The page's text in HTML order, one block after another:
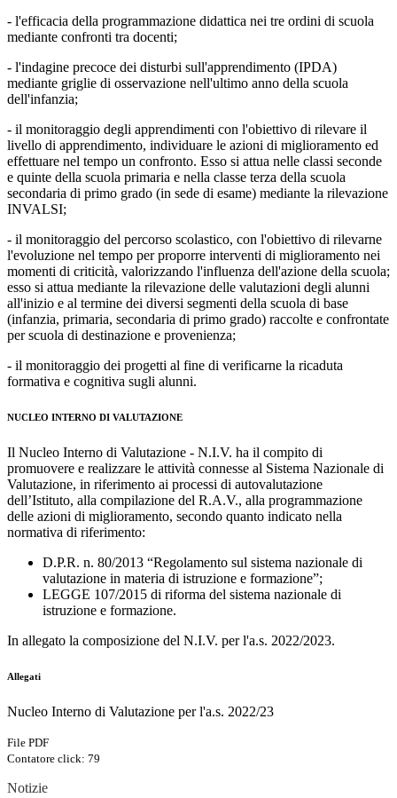
- l'efficacia della programmazione didattica nei tre ordini di scuola
mediante confronti tra docenti;
- l'indagine precoce dei disturbi sull'apprendimento (IPDA)
mediante griglie di osservazione nell'ultimo anno della scuola
dell'infanzia;
- il monitoraggio degli apprendimenti con l'obiettivo di rilevare il
livello di apprendimento, individuare le azioni di miglioramento ed
effettuare nel tempo un confronto. Esso si attua nelle classi seconde
e quinte della scuola primaria e nella classe terza della scuola
secondaria di primo grado (in sede di esame) mediante la rilevazione
INVALSI;
- il monitoraggio del percorso scolastico, con l'obiettivo di rilevarne
l'evoluzione nel tempo per proporre interventi di miglioramento nei
momenti di criticità, valorizzando l'influenza dell'azione della scuola;
esso si attua mediante la rilevazione delle valutazioni degli alunni
all'inizio e al termine dei diversi segmenti della scuola di base
(infanzia, primaria, secondaria di primo grado) raccolte e confrontate
per scuola di destinazione e provenienza;
- il monitoraggio dei progetti al fine di verificarne la ricaduta
formativa e cognitiva sugli alunni.
NUCLEO INTERNO DI VALUTAZIONE
Il Nucleo Interno di Valutazione - N.I.V. ha il compito di
promuovere e realizzare le attività connesse al Sistema Nazionale di
Valutazione, in riferimento ai processi di autovalutazione
dell’Istituto, alla compilazione del R.A.V., alla programmazione
delle azioni di miglioramento, secondo quanto indicato nella
normativa di riferimento:
D.P.R. n. 80/2013 “Regolamento sul sistema nazionale di
valutazione in materia di istruzione e formazione”;
LEGGE 107/2015 di riforma del sistema nazionale di
istruzione e formazione.
In allegato la composizione del N.I.V. per l'a.s. 2022/2023.
Allegati
Nucleo Interno di Valutazione per l'a.s. 2022/23
File PDF
Contatore click: 79
Notizie